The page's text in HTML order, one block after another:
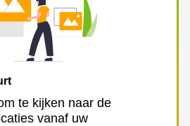
te kijken naar de
vanaf uw